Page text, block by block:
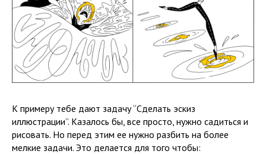
К примеру тебе дают задачу “Сделать эскиз
иллюстрации”. Казалось бы, все просто, нужно садиться и
рисовать. Но перед этим ее нужно разбить на более
мелкие задачи. Это делается для того чтобы: